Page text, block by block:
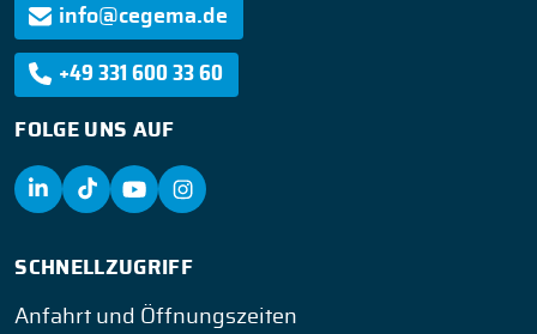
info@cegema.de
+49 331 600 33 60
FOLGE UNS AUF
SCHNELLZUGRIFF
Anfahrt und Öffnungszeiten